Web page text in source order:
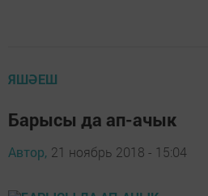
ЯШӘЕШ
Барысы да ап-ачык
Автор, 21 ноябрь 2018 - 15:04